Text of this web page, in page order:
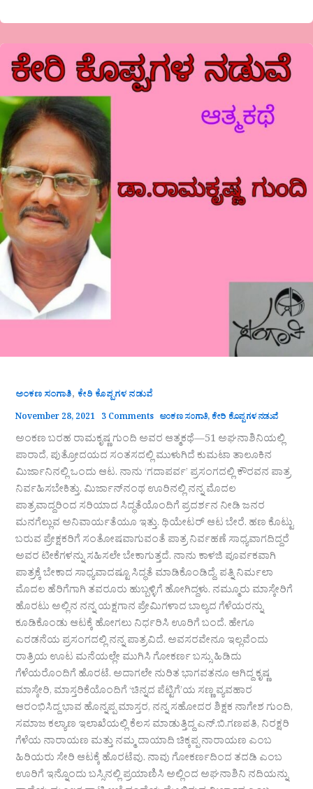
ಅಂಕಣ ಸಂಗಾತಿ, ಕೇರಿ ಕೊಪ್ಪಗಳ ನಡುವೆ
November 28, 2021 3 Comments ಅಂಕಣ ಸಂಗಾತಿ, ಕೇರಿ ಕೊಪ್ಪಗಳ ನಡುವೆ
ಅಂಕಣ ಬರಹ ರಾಮಕೃಷ್ಣ ಗುಂದಿ ಅವರ ಆತ್ಮಕಥೆ—51 ಅಘನಾಶಿನಿಯಲ್ಲಿ
ಪಾರಾದೆ, ಪುತ್ರೋದಯದ ಸಂತಸದಲ್ಲಿ ಮುಳುಗಿದೆ ಕುಮಟಾ ತಾಲೂಕಿನ
ಮಿರ್ಜಾನಿನಲ್ಲಿ ಒಂದು ಆಟ. ನಾನು ‘ಗದಾಪರ್ವ’ ಪ್ರಸಂಗದಲ್ಲಿ ಕೌರವನ ಪಾತ್ರ
ನಿರ್ವಹಿಸಬೇಕಿತ್ತು. ಮಿರ್ಜಾನ್‌ನಂಥ ಊರಿನಲ್ಲಿ ನನ್ನ ಮೊದಲ
ಪಾತ್ರವಾದ್ದರಿಂದ ಸರಿಯಾದ ಸಿದ್ಧತೆಯೊಂದಿಗೆ ಪ್ರದರ್ಶನ ನೀಡಿ ಜನರ
ಮನಗೆಲ್ಲುವ ಅನಿವಾರ್ಯತೆಯೂ ಇತ್ತು. ಥಿಯೇಟರ್ ಆಟ ಬೇರೆ. ಹಣ ಕೊಟ್ಟು
ಬರುವ ಪ್ರೇಕ್ಷಕರಿಗೆ ಸಂತೋಷವಾಗುವಂತೆ ಪಾತ್ರ ನಿರ್ವಹಣೆ ಸಾಧ್ಯವಾಗದಿದ್ದರೆ
ಅವರ ಟೀಕೆಗಳನ್ನು ಸಹಿಸಲೇ ಬೇಕಾಗುತ್ತದೆ. ನಾನು ಕಾಳಜಿ ಪೂರ್ವಕವಾಗಿ
ಪಾತ್ರಕ್ಕೆ ಬೇಕಾದ ಸಾಧ್ಯವಾದಷ್ಟೂ ಸಿದ್ಧತೆ ಮಾಡಿಕೊಂಡಿದ್ದೆ. ಪತ್ನಿ ನಿರ್ಮಲಾ
ಮೊದಲ ಹೆರಿಗೆಗಾಗಿ ತವರೂರು ಹುಬ್ಬಳ್ಳಿಗೆ ಹೋಗಿದ್ದಳು. ನಮ್ಮೂರು ಮಾಸ್ಕೇರಿಗೆ
ಹೊರಟು ಅಲ್ಲಿನ ನನ್ನ ಯಕ್ಷಗಾನ ಪ್ರೇಮಿಗಳಾದ ಬಾಲ್ಯದ ಗೆಳೆಯರನ್ನು
ಕೂಡಿಕೊಂಡು ಆಟಕ್ಕೆ ಹೋಗಲು ನಿರ್ಧರಿಸಿ ಊರಿಗೆ ಬಂದೆ. ಹೇಗೂ
ಎರಡನೆಯ ಪ್ರಸಂಗದಲ್ಲಿ ನನ್ನ ಪಾತ್ರವಿದೆ. ಅವಸರವೇನೂ ಇಲ್ಲವೆಂದು
ರಾತ್ರಿಯ ಊಟ ಮನೆಯಲ್ಲೇ ಮುಗಿಸಿ ಗೋಕರ್ಣ ಬಸ್ಸು ಹಿಡಿದು
ಗೆಳೆಯರೊಂದಿಗೆ ಹೊರಟೆ. ಅದಾಗಲೇ ನುರಿತ ಭಾಗವತನೂ ಆಗಿದ್ದ ಕೃಷ್ಣ
ಮಾಸ್ಕೇರಿ, ಮಾಸ್ತರಿಕೆಯೊಂದಿಗೆ ‘ಚಿನ್ನದ ಪೆಟ್ಟಿಗೆ’ಯ ಸಣ್ಣ ವ್ಯವಹಾರ
ಆರಂಭಿಸಿದ್ದ ಭಾವ ಹೊನ್ನಪ್ಪ ಮಾಸ್ತರ, ನನ್ನ ಸಹೋದರ ಶಿಕ್ಷಕ ನಾಗೇಶ ಗುಂದಿ,
ಸಮಾಜ ಕಲ್ಯಾಣ ಇಲಾಖೆಯಲ್ಲಿ ಕೆಲಸ ಮಾಡುತ್ತಿದ್ದ ಎನ್.ಬಿ.ಗಣಪತಿ, ನಿರಕ್ಷರಿ
ಗೆಳೆಯ ನಾರಾಯಣ ಮತ್ತು ನಮ್ಮ ದಾಯಾದಿ ಚಿಕ್ಕಪ್ಪ ನಾರಾಯಣ ಎಂಬ
ಹಿರಿಯರು ಸೇರಿ ಆಟಕ್ಕೆ ಹೊರಟೆವು. ನಾವು ಗೋಕರ್ಣದಿಂದ ತದಡಿ ಎಂಬ
ಊರಿಗೆ ಇನ್ನೊಂದು ಬಸ್ಸಿನಲ್ಲಿ ಪ್ರಯಾಣಿಸಿ ಅಲ್ಲಿಂದ ಅಘನಾಶಿನಿ ನದಿಯನ್ನು